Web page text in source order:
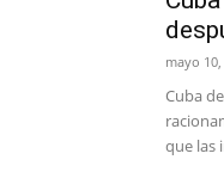
mayo
Cuba
que las